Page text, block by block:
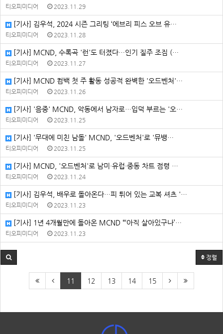
티오피미디어 2023.11.29
[기사] 김우석, 2024 시즌 그리팅 ‘에브리 피스 오브 유…
티오피미디어 2023.11.28
[기사] MCND, 수록곡 '런'도 터졌다⋯인기 질주 조짐 (…
티오피미디어 2023.11.27
[기사] MCND 컴백 첫 주 활동 성공적 완벽한 '오드벤처'…
티오피미디어 2023.11.26
[기사] '음중' MCND, 악동에서 남자로⋯입덕 부르는 '오…
티오피미디어 2023.11.25
[기사] '무대에 미친 남돌' MCND, '오드벤처'로 '뮤뱅…
티오피미디어 2023.11.25
[기사] MCND, '오드벤처'로 남미·유럽·중동 차트 점령 …
티오피미디어 2023.11.24
[기사] 김우석, 배우로 돌아온다⋯피 튀어 있는 교복 셔츠 '…
티오피미디어 2023.11.23
[기사] 1년 4개월만에 돌아온 MCND “‘아직 살아있구나’…
티오피미디어 2023.11.23
정렬
11 12 13 14 15